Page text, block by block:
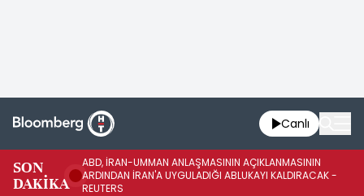
Canlı
SON
DAKİKA
ABD, İRAN-UMMAN ANLAŞMASININ AÇIKLANMASININ
ARDINDAN İRAN'A UYGULADIĞI ABLUKAYI KALDIRACAK -
REUTERS